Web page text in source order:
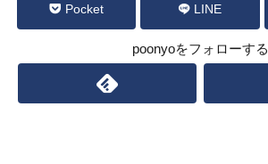
Pocket LINE
poonyoをフォローする